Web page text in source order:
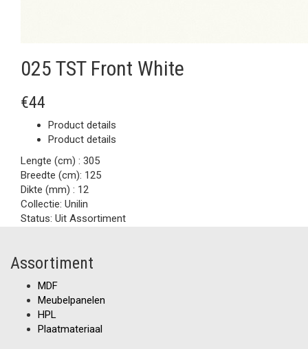
025 TST Front White
€44
Product details
Product details
Lengte (cm) : 305
Breedte (cm): 125
Dikte (mm) : 12
Collectie: Unilin
Status: Uit Assortiment
Assortiment
MDF
Meubelpanelen
HPL
Plaatmateriaal